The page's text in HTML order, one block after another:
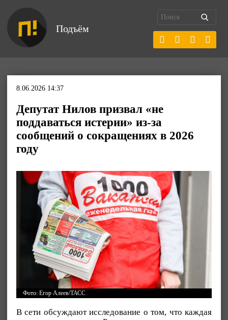
Подъём
8.06.2026 14:37
Депутат Нилов призвал «не
поддаваться истерии» из-за
сообщений о сокращениях в 2026
году
Фото: Егор Алеев/ТАСС
В сети обсуждают исследование о том, что каждая